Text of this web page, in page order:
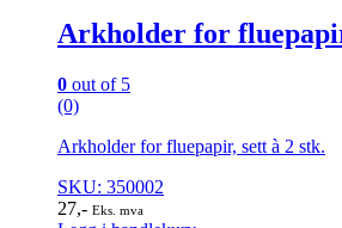
Arkholder for
0 out of 5
(0)
Arkholder for fluepapir, sett à 2 stk.
SKU: 350002
27,- Eks. mva